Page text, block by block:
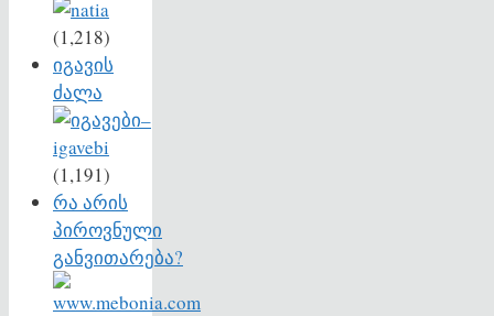
(1,218)
იგავის
ძალა
(1,191)
რა არის
პიროვნული
განვითარება?